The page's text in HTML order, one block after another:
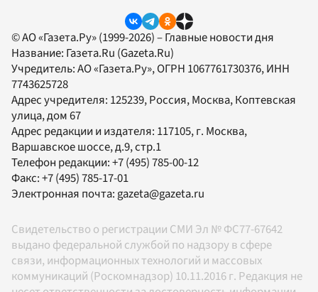
© АО «Газета.Ру» (1999-2026) – Главные новости дня
Название: Газета.Ru (Gazeta.Ru)
Учредитель:АО «Газета.Ру», ОГРН 1067761730376, ИНН
7743625728
Адрес учредителя: 125239, Россия, Москва, Коптевская
улица, дом 67
Адрес редакции и издателя: 117105, г. Москва,
Варшавское шоссе, д.9, стр.1
Телефон редакции:+7 (495) 785-00-12
Факс:+7 (495) 785-17-01
Электронная почта: gazeta@gazeta.ru
Свидетельство о регистрации СМИ Эл № ФС77-67642
выдано федеральной службой по надзору в сфере
связи, информационных технологий и массовых
коммуникаций (Роскомнадзор) 10.11.2016 г. Редакция не